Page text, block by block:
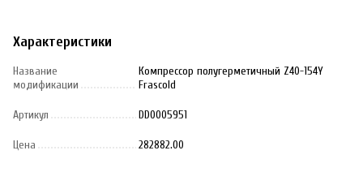
Характеристики
Название
модификации
Компрессор полугерметичный Z40-154Y
Frascold
Артикул DD0005951
Цена 282882.00